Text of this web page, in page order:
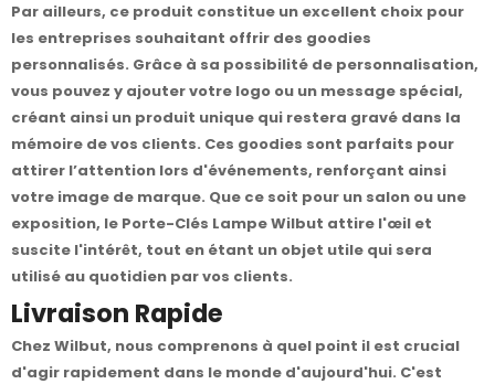
Par ailleurs, ce produit constitue un excellent choix pour
les entreprises souhaitant offrir des goodies
personnalisés. Grâce à sa possibilité de personnalisation,
vous pouvez y ajouter votre logo ou un message spécial,
créant ainsi un produit unique qui restera gravé dans la
mémoire de vos clients. Ces goodies sont parfaits pour
attirer l’attention lors d'événements, renforçant ainsi
votre image de marque. Que ce soit pour un salon ou une
exposition, le Porte-Clés Lampe Wilbut attire l'œil et
suscite l'intérêt, tout en étant un objet utile qui sera
utilisé au quotidien par vos clients.
Livraison Rapide
Chez Wilbut, nous comprenons à quel point il est crucial
d'agir rapidement dans le monde d'aujourd'hui. C'est